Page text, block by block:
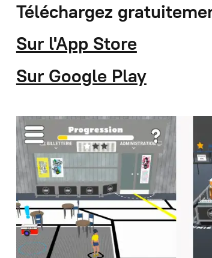
Téléchargez
Sur l'App Store
Sur Google Play